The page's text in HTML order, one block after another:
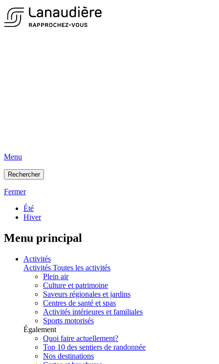
Menu
Rechercher
Fermer
Été
Hiver
Menu principal
Activités
Activités Toutes les activités
Plein air
Culture et patrimoine
Saveurs régionales et jardins
Centres de santé et spas
Activités intérieures et familiales
Sports motorisés
Également
Quoi faire actuellement?
Top 10 des sentiers de randonnée
Nos destinations